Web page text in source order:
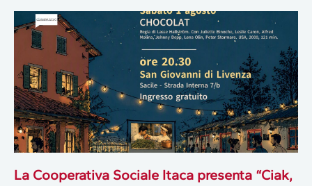
La Cooperativa Sociale Itaca presenta “Ciak,